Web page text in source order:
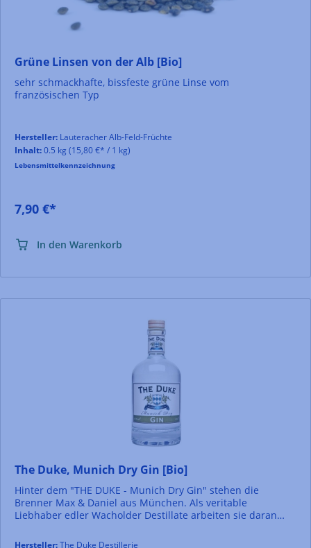
Grüne Linsen von der Alb [Bio]
sehr schmackhafte, bissfeste grüne Linse vom
französischen Typ
Hersteller: Lauteracher Alb-Feld-Früchte
Inhalt:0.5 kg (15,80 €* / 1 kg)
Lebensmittelkennzeichnung
7,90 €*
In den Warenkorb
The Duke, Munich Dry Gin [Bio]
Hinter dem "THE DUKE - Munich Dry Gin" stehen die
Brenner Max & Daniel aus München. Als veritable
Liebhaber edler Wacholder Destillate arbeiten sie daran
diesem Sinne haben sie sich beherzt ans Werk gemacht
Hersteller:The Duke Destillerie